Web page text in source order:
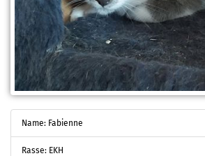
Name: Fabienne
Rasse: EKH